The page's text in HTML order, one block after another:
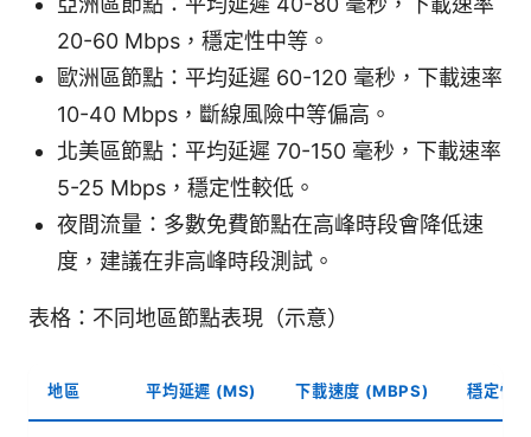
20-60 Mbps，穩定性中等。
歐洲區節點：平均延遲 60-120 毫秒，下載速率
10-40 Mbps，斷線風險中等偏高。
北美區節點：平均延遲 70-150 毫秒，下載速率
5-25 Mbps，穩定性較低。
夜間流量：多數免費節點在高峰時段會降低速
度，建議在非高峰時段測試。
表格：不同地區節點表現（示意）
地區 平均延遲 (MS) 下載速度 (MBPS) 穩定性